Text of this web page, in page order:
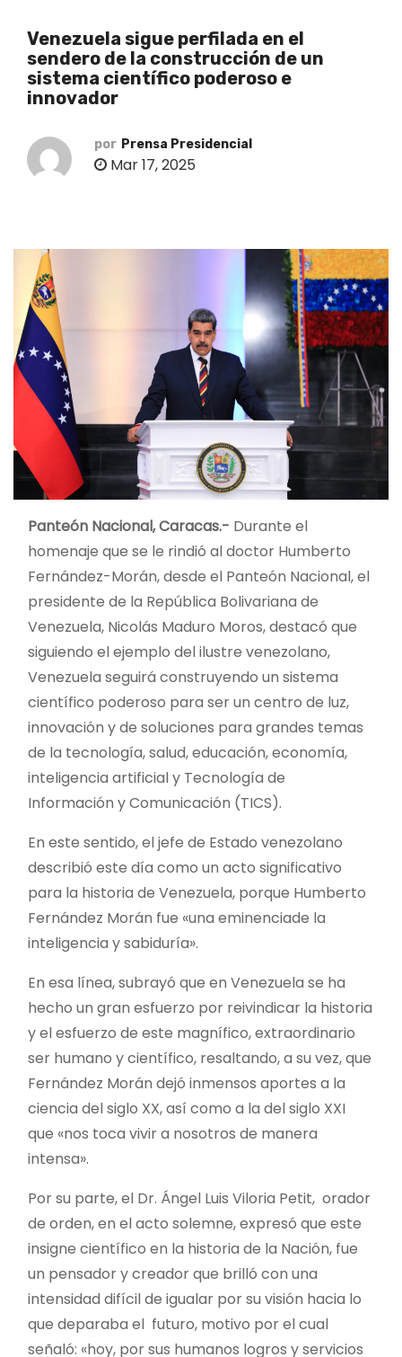
Venezuela sigue perfilada en el
sendero de la construcción de un
sistema científico poderoso e
innovador
por Prensa Presidencial
Mar 17, 2025
Panteón Nacional, Caracas.- Durante el
homenaje que se le rindió al doctor Humberto
Fernández-Morán, desde el Panteón Nacional, el
presidente de la República Bolivariana de
Venezuela, Nicolás Maduro Moros, destacó que
siguiendo el ejemplo del ilustre venezolano,
Venezuela seguirá construyendo un sistema
científico poderoso para ser un centro de luz,
innovación y de soluciones para grandes temas
de la tecnología, salud, educación, economía,
inteligencia artificial y Tecnología de
Información y Comunicación (TICS).
En este sentido, el jefe de Estado venezolano
describió este día como un acto significativo
para la historia de Venezuela, porque Humberto
Fernández Morán fue «una eminenciade la
inteligencia y sabiduría».
En esa línea, subrayó que en Venezuela se ha
hecho un gran esfuerzo por reivindicar la historia
y el esfuerzo de este magnífico, extraordinario
ser humano y científico, resaltando, a su vez, que
Fernández Morán dejó inmensos aportes a la
ciencia del siglo XX, así como a la del siglo XXI
que «nos toca vivir a nosotros de manera
intensa».
Por su parte, el Dr. Ángel Luis Viloria Petit, orador
de orden, en el acto solemne, expresó que este
insigne científico en la historia de la Nación, fue
un pensador y creador que brilló con una
intensidad difícil de igualar por su visión hacia lo
que deparaba el futuro, motivo por el cual
señaló: «hoy, por sus humanos logros y servicios